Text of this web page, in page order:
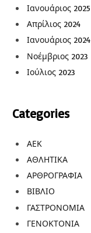
Ιανουάριος 2025
Απρίλιος 2024
Ιανουάριος 2024
Νοέμβριος 2023
Ιούλιος 2023
Categories
ΑΕΚ
ΑΘΛΗΤΙΚΑ
ΑΡΘΡΟΓΡΑΦΙΑ
ΒΙΒΛΙΟ
ΓΑΣΤΡΟΝΟΜΙΑ
ΓΕΝΟΚΤΟΝΙΑ